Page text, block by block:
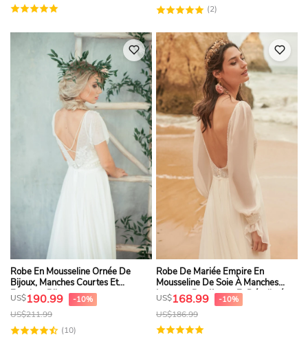
(2)
Robe En Mousseline Ornée De
Bijoux, Manches Courtes Et
Encolure Bijou
US$190.99 -10%
US$211.99
(10)
Robe De Mariée Empire En
Mousseline De Soie À Manches
Longues Bouffantes Et Décolleté
Plongeant, Ornée De Perles.
US$168.99 -10%
US$186.99